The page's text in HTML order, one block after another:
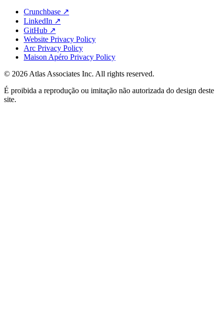
Crunchbase ↗
LinkedIn ↗
GitHub ↗
Website Privacy Policy
Arc Privacy Policy
Maison Apéro Privacy Policy
© 2026 Atlas Associates Inc. All rights reserved.
É proibida a reprodução ou imitação não autorizada do design deste
site.